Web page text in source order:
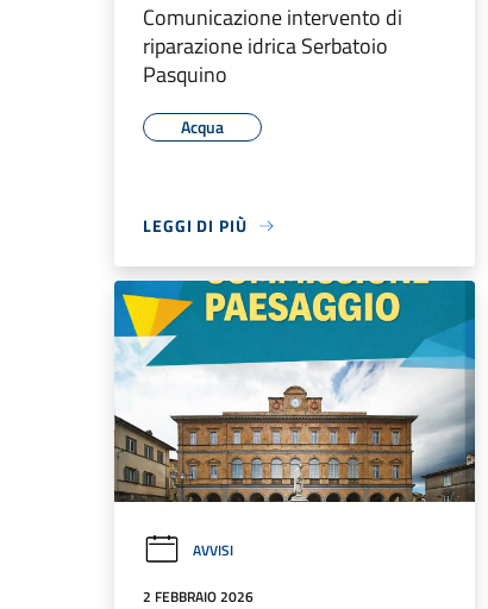
Comunicazione intervento di
riparazione idrica Serbatoio
Pasquino
Acqua
LEGGI DI PIÙ
AVVISI
2 FEBBRAIO 2026